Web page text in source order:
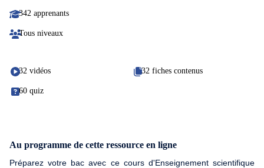
342 apprenants
Tous niveaux
32 vidéos 32 fiches contenus
60 quiz
Au programme de cette ressource en ligne
Préparez votre bac avec ce cours d'Enseignement scientifique